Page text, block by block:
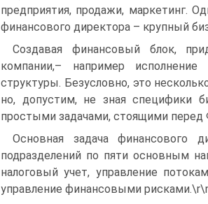
предприятия, продажи, маркетинг.
финансового директора – крупный
Создавая финансовый блок,
компании,– например
структуры. Безусловно, это
но, допустим, не зная специфики
простыми задачами, стоящими
Основная задача финансового
подразделений по пяти основным
налоговый учет, управление
управление финансовыми